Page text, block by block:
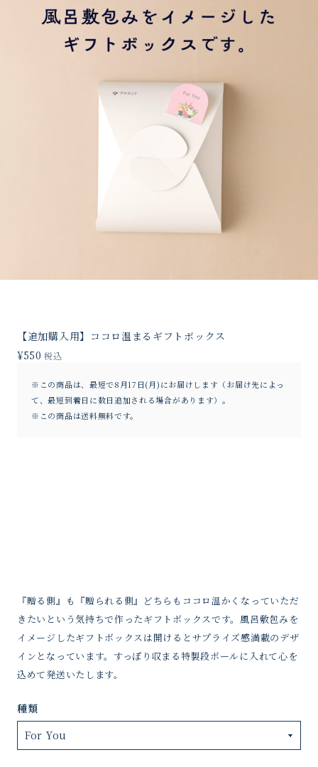
【追加購入用】ココロ温まるギフトボックス
¥550 税込
※この商品は、最短で8月17日(月)にお届けします（お届け先によっ
て、最短到着日に数日追加される場合があります）。
※この商品は送料無料です。
『贈る側』も『贈られる側』どちらもココロ温かくなっていただ
きたいという気持ちで作ったギフトボックスです。風呂敷包みを
イメージしたギフトボックスは開けるとサプライズ感満載のデザ
インとなっています。すっぽり収まる特製段ボールに入れて心を
込めて発送いたします。
種類